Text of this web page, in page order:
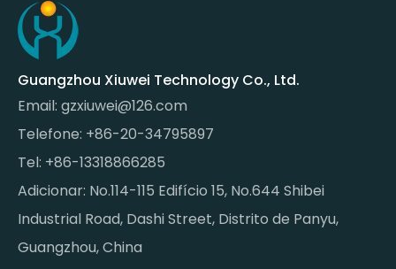
Guangzhou Xiuwei Technology Co., Ltd.
Email: gzxiuwei@126.com
Telefone: +86-20-34795897
Tel: +86-13318866285
Adicionar: No.114-115 Edifício 15, No.644 Shibei
Industrial Road, Dashi Street, Distrito de Panyu,
Guangzhou, China